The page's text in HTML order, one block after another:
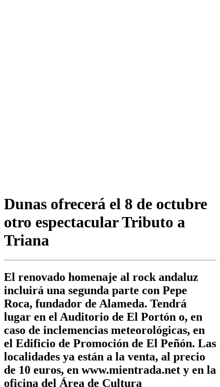
Dunas ofrecerá el 8 de octubre
otro espectacular Tributo a
Triana
El renovado homenaje al rock andaluz
incluirá una segunda parte con Pepe
Roca, fundador de Alameda. Tendrá
lugar en el Auditorio de El Portón o, en
caso de inclemencias meteorológicas, en
el Edificio de Promoción de El Peñón. Las
localidades ya están a la venta, al precio
de 10 euros, en www.mientrada.net y en la
oficina del Área de Cultura